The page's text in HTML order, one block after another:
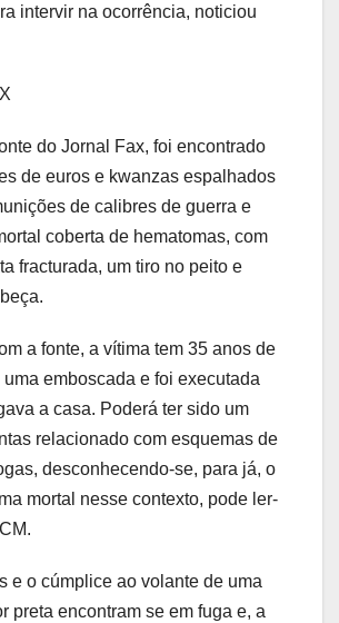
intervir na ocorrência, noticiou
do Jornal Fax, foi encontrado
de euros e kwanzas espalhados
de calibres de guerra e
coberta de hematomas, com
fracturada, um tiro no peito e
a fonte, a vítima tem 35 anos de
emboscada e foi executada
a casa. Poderá ter sido um
relacionado com esquemas de
desconhecendo-se, para já, o
mortal nesse contexto, pode ler-
e o cúmplice ao volante de uma
preta encontram se em fuga e, a